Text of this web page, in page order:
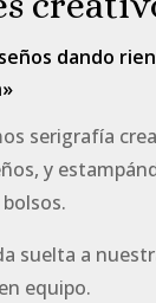
dando
serigrafía
y
suelta a
equipo.